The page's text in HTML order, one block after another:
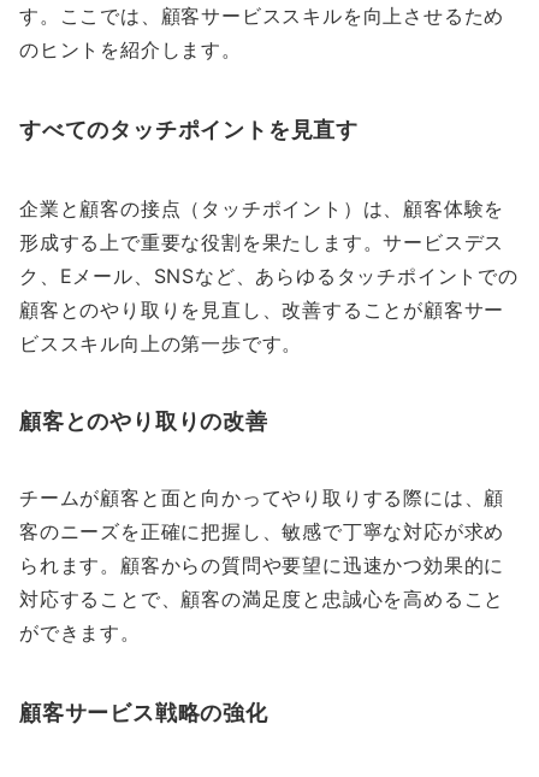
す。ここでは、顧客サービススキルを向上させるため
のヒントを紹介します。
すべてのタッチポイントを見直す
企業と顧客の接点（タッチポイント）は、顧客体験を
形成する上で重要な役割を果たします。サービスデス
ク、Eメール、SNSなど、あらゆるタッチポイントでの
顧客とのやり取りを見直し、改善することが顧客サー
ビススキル向上の第一歩です。
顧客とのやり取りの改善
チームが顧客と面と向かってやり取りする際には、顧
客のニーズを正確に把握し、敏感で丁寧な対応が求め
られます。顧客からの質問や要望に迅速かつ効果的に
対応することで、顧客の満足度と忠誠心を高めること
ができます。
顧客サービス戦略の強化